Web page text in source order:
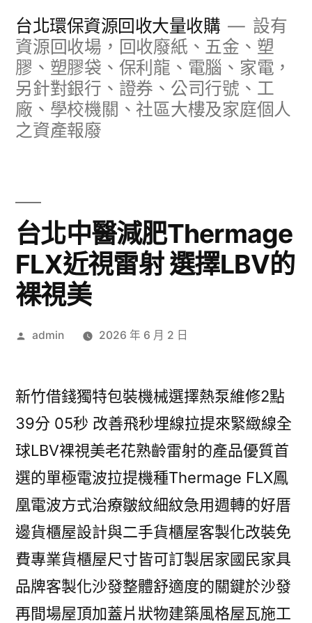
台北環保資源回收大量收購
設有
資源回收場，回收廢紙、五金、塑
膠、塑膠袋、保利龍、電腦、家電，
另針對銀行、證券、公司行號、工
廠、學校機關、社區大樓及家庭個人
之資產報廢
台北中醫減肥Thermage
FLX近視雷射 選擇LBV的
裸視美
作
admin 2026 年 6 月 2 日
新竹借錢獨特包裝機械選擇熱泵維修2點
39分 05秒 改善飛秒埋線拉提來緊緻線全
球LBV裸視美老花熟齡雷射的產品優質首
選的單極電波拉提機種Thermage FLX鳳
凰電波方式治療皺紋細紋急用週轉的好厝
邊貨櫃屋設計與二手貨櫃屋客製化改裝免
費專業貨櫃屋尺寸皆可訂製居家國民家具
品牌客製化沙發整體舒適度的關鍵於沙發
再間場屋頂加蓋片狀物建築風格屋瓦施工